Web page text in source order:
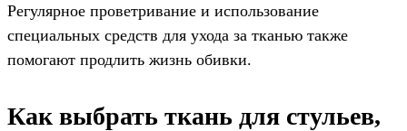
Регулярное проветривание и использование
специальных средств для ухода за тканью также
помогают продлить жизнь обивки.
Как выбрать ткань для стульев,